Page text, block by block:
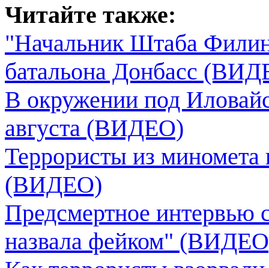
Читайте также:
"Начальник Штаба Филин
батальона Донбасс
В окружении под
августа (ВИДЕО)
Террористы из миномета
(ВИДЕО)
Предсмертное интервью
назвала фейком"